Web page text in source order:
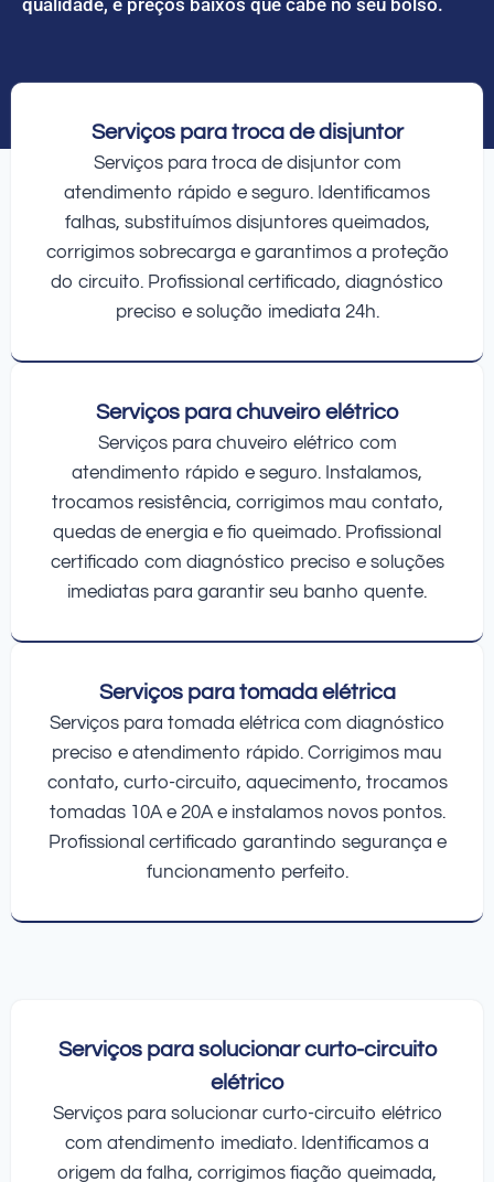
Serviços para troca de disjuntor
Serviços para troca de disjuntor com
atendimento rápido e seguro. Identificamos
falhas, substituímos disjuntores queimados,
corrigimos sobrecarga e garantimos a proteção
do circuito. Profissional certificado, diagnóstico
preciso e solução imediata 24h.
Serviços para chuveiro elétrico
Serviços para chuveiro elétrico com
atendimento rápido e seguro. Instalamos,
trocamos resistência, corrigimos mau contato,
quedas de energia e fio queimado. Profissional
certificado com diagnóstico preciso e soluções
imediatas para garantir seu banho quente.
Serviços para tomada elétrica
Serviços para tomada elétrica com diagnóstico
preciso e atendimento rápido. Corrigimos mau
contato, curto-circuito, aquecimento, trocamos
tomadas 10A e 20A e instalamos novos pontos.
Profissional certificado garantindo segurança e
funcionamento perfeito.
Serviços para solucionar curto-circuito
elétrico
Serviços para solucionar curto-circuito elétrico
com atendimento imediato. Identificamos a
origem da falha, corrigimos fiação queimada,